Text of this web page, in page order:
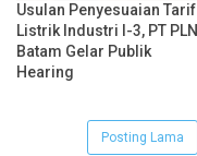
Usulan Penyesuaian Tarif
Listrik Industri I-3, PT PLN
Batam Gelar Publik
Hearing
Posting Lama